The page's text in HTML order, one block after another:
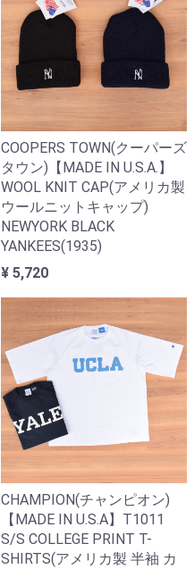
COOPERS TOWN(クーパーズ
タウン)【MADE IN U.S.A.】
WOOL KNIT CAP(アメリカ製
ウールニットキャップ)
NEWYORK BLACK
YANKEES(1935)
¥ 5,720
CHAMPION(チャンピオン)
【MADE IN U.S.A】T1011
S/S COLLEGE PRINT T-
SHIRTS(アメリカ製 半袖 カ